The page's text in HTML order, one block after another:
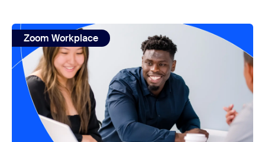
view: Zoom parla di Zoom: il nostro lavoro ibrido
Zoom Workplace